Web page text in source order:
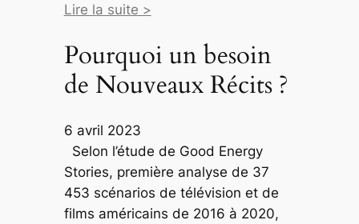
Lire la suite >
Pourquoi un besoin
de Nouveaux Récits ?
6 avril 2023
Selon l’étude de Good Energy
Stories, première analyse de 37
453 scénarios de télévision et de
films américains de 2016 à 2020,